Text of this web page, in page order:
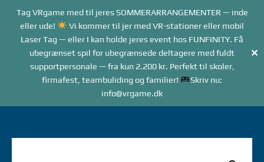
Tag VRgame med til jeres SOMMERARRANGEMENTER — inde
eller ude!
Vi kommer til jer med VR-stationer eller mobil
Laser Tag — eller I kan holde jeres event hos FUNFINITY. Få
ubegrænset spil for ubegrænsede deltagere med fuldt
supportpersonale — fra kun 2.200 kr. Perfekt til skoler,
firmafest, teambuliding og familier!
Skriv nu:
info@vrgame.dk
✕
indhold
Menu